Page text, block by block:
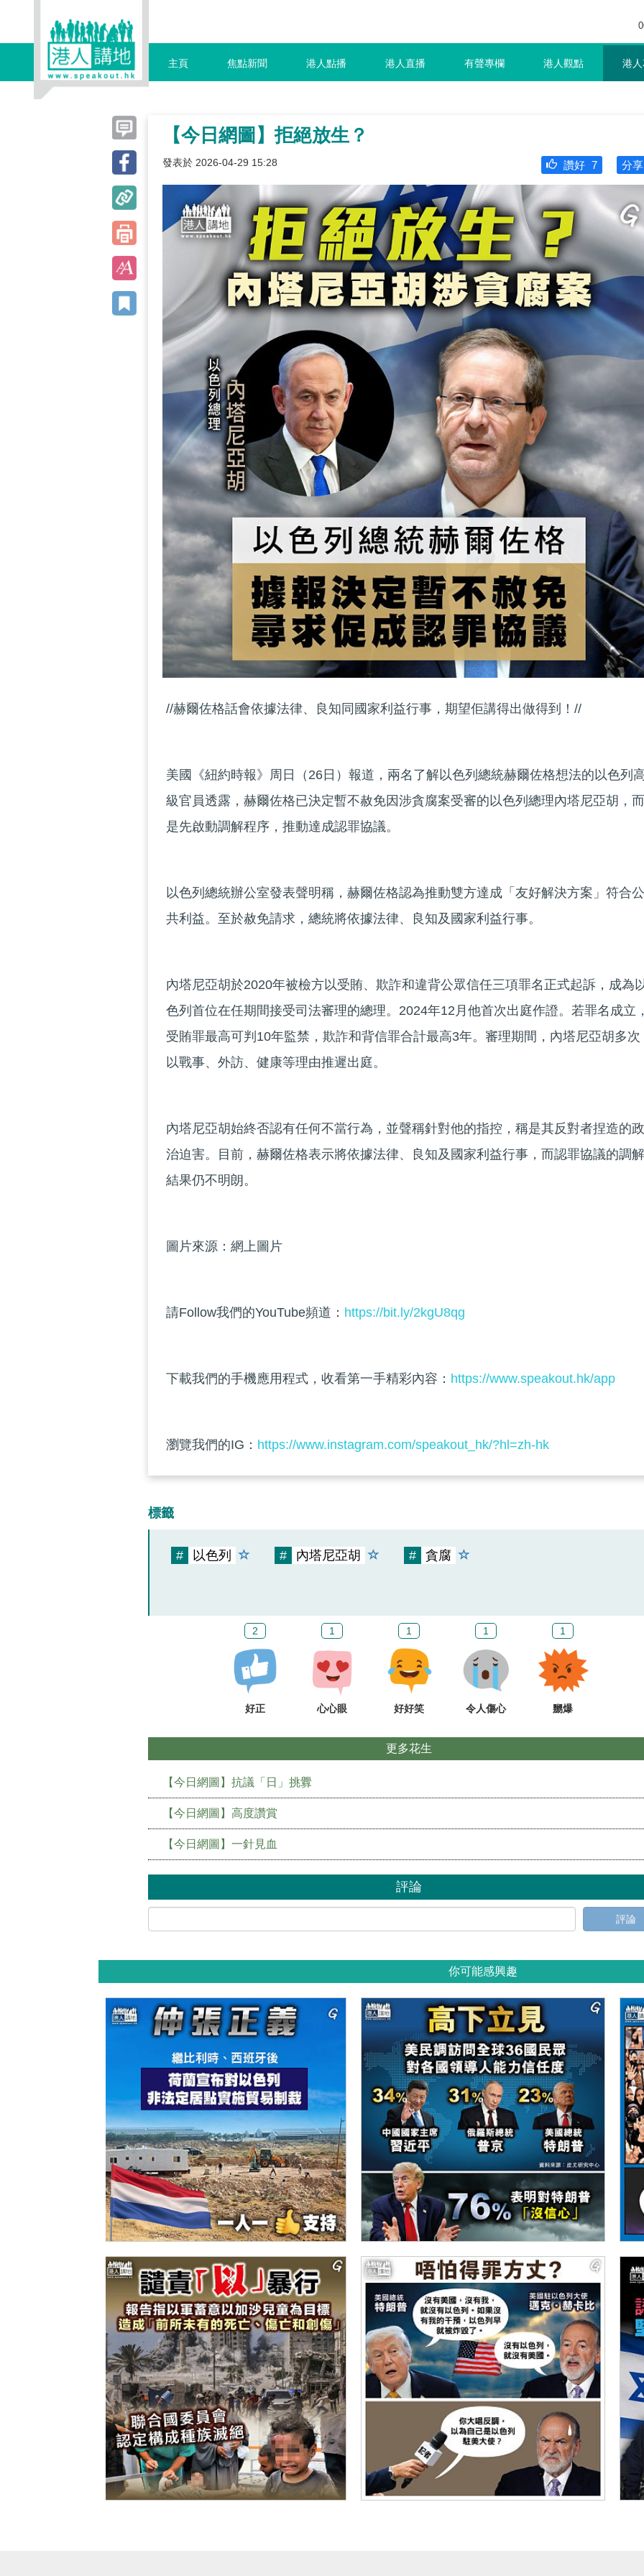
主頁 焦點新聞 港人點播 港人直播 有聲專欄 港人觀點 港
【今日網圖】拒絕放生？
發表於 2026-04-29 15:28 分享
讚好 7
//赫爾佐格話會依據法律、良知同國家利益行事，期望佢講得出做得到！//
美國《紐約時報》周日（26日）報道，兩名了解以色列總統赫爾佐格想法的以色列
級官員透露，赫爾佐格已決定暫不赦免因涉貪腐案受審的以色列總理內塔尼亞胡，而
是先啟動調解程序，推動達成認罪協議。
以色列總統辦公室發表聲明稱，赫爾佐格認為推動雙方達成「友好解決方案」符合公
共利益。至於赦免請求，總統將依據法律、良知及國家利益行事。
內塔尼亞胡於2020年被檢方以受賄、欺詐和違背公眾信任三項罪名正式起訴，成為
色列首位在任期間接受司法審理的總理。2024年12月他首次出庭作證。若罪名成立，
受賄罪最高可判10年監禁，欺詐和背信罪合計最高3年。審理期間，內塔尼亞胡多次
以戰事、外訪、健康等理由推遲出庭。
內塔尼亞胡始終否認有任何不當行為，並聲稱針對他的指控，稱是其反對者捏造的政
治迫害。目前，赫爾佐格表示將依據法律、良知及國家利益行事，而認罪協議的調解
結果仍不明朗。
圖片來源：網上圖片
請Follow我們的YouTube頻道： https://bit.ly/2kgU8qg
下載我們的手機應用程式，收看第一手精彩內容： https://www.speakout.hk/app
瀏覽我們的IG： https://www.instagram.com/speakout_hk/?hl=zh-hk
標籤
# 以色列 # 內塔尼亞胡 # 貪腐
2
好正
1
心心眼
1
好好笑
1
令人傷心
1
嬲爆
更多花生
【今日網圖】抗議「日」挑釁
【今日網圖】高度讚賞
【今日網圖】一針見血
評論
評論
你可能感興趣